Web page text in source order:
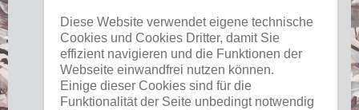
Diese Website verwendet eigene technische
Cookies und Cookies Dritter, damit Sie
effizient navigieren und die Funktionen der
Webseite einwandfrei nutzen können.
Einige dieser Cookies sind für die
Funktionalität der Seite unbedingt notwendig